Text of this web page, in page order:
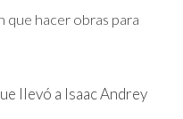
que hacer obras para
llevó a Isaac Andrey